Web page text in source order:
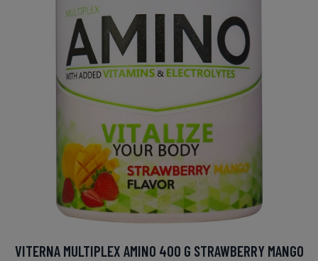
VITERNA MULTIPLEX AMINO 400 G STRAWBERRY MANGO